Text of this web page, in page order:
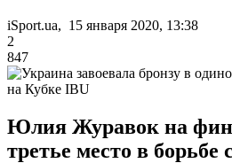
iSport.ua, 15 января 2020, 13:38
2
847
Юлия Журавок на
третье место в борьбе